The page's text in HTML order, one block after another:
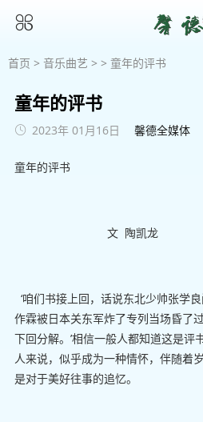
首页 > 音乐曲艺 > > 童年的评书
童年的评书
2023年 01月16日 馨德全媒体
童年的评书
文 陶凯龙
‘咱们书接上回，话说东北少帅张学
作霖被日本关东军炸了专列当场昏了
下回分解。’相信一般人都知道这是评
人来说，似乎成为一种情怀，伴随着
是对于美好往事的追忆。